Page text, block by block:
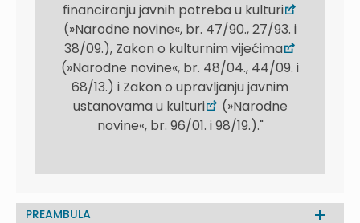
financiranju javnih potreba u kulturi
(»Narodne novine«, br. 47/90., 27/93. i
38/09.), Zakon o kulturnim vijećima
(»Narodne novine«, br. 48/04., 44/09. i
68/13.) i Zakon o upravljanju javnim
ustanovama u kulturi
(»Narodne
novine«, br. 96/01. i 98/19.)."
PREAMBULA